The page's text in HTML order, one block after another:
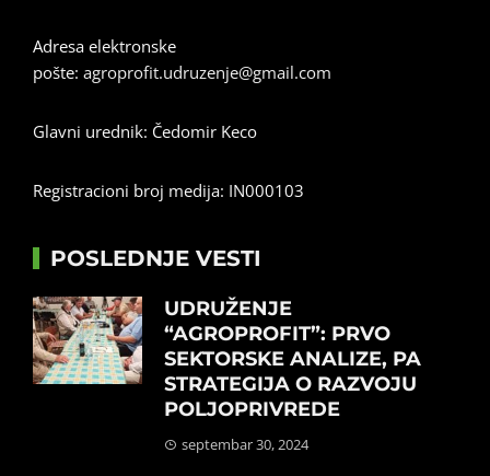
Adresa elektronske
pošte: agroprofit.udruzenje@gmail.com
Glavni urednik: Čedomir Keco
Registracioni broj medija: IN000103
POSLEDNJE VESTI
UDRUŽENJE
“AGROPROFIT”: PRVO
SEKTORSKE ANALIZE, PA
STRATEGIJA O RAZVOJU
POLJOPRIVREDE
septembar 30, 2024